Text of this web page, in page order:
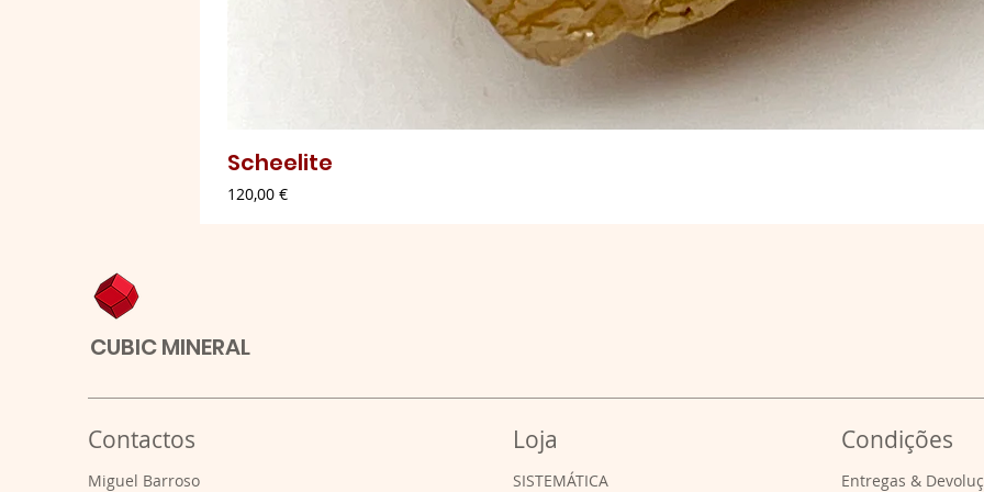
Scheelite
Preço
120,00 €
CUBIC MINERAL
Contactos
​Miguel Barroso
Loja
SISTEMÁTICA
Condições
Entregas &